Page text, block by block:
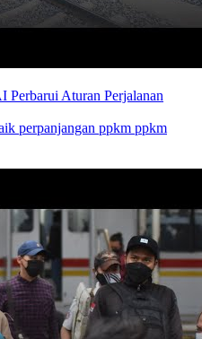
Aturan Perjalanan
perpanjangan ppkm ppkm